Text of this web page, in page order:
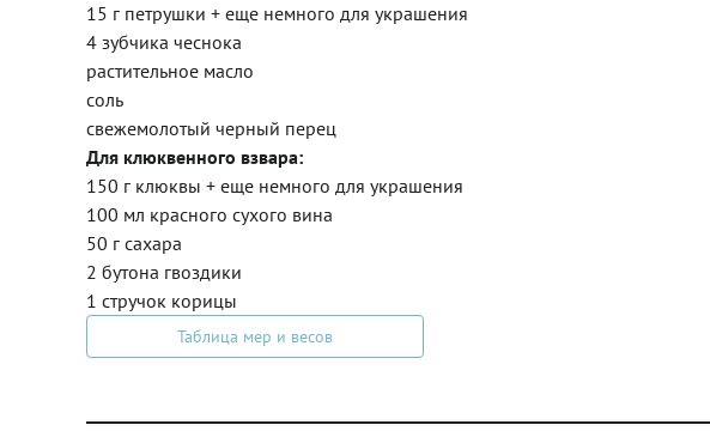
15 г петрушки + еще немного для украшения
4 зубчика чеснока
растительное масло
соль
свежемолотый черный перец
Для клюквенного взвара:
150 г клюквы + еще немного для украшения
100 мл красного сухого вина
50 г сахара
2 бутона гвоздики
1 стручок корицы
Таблица мер и весов